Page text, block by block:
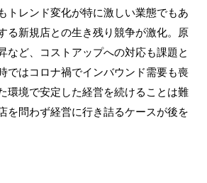
トレンド変化が特に激しい業態でもあ
る新規店との生き残り競争が激化。原
など、コストアップへの対応も課題と
ではコロナ禍でインバウンド需要も喪
環境で安定した経営を続けることは難
を問わず経営に行き詰るケースが後を